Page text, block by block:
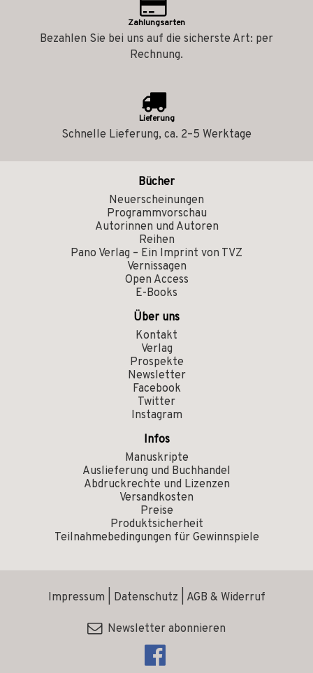
Zahlungsarten
Bezahlen Sie bei uns auf die sicherste Art: per
Rechnung.
Lieferung
Schnelle Lieferung, ca. 2–5 Werktage
Bücher
Neuerscheinungen
Programmvorschau
Autorinnen und Autoren
Reihen
Pano Verlag – Ein Imprint von TVZ
Vernissagen
Open Access
E-Books
Über uns
Kontakt
Verlag
Prospekte
Newsletter
Facebook
Twitter
Instagram
Infos
Manuskripte
Auslieferung und Buchhandel
Abdruckrechte und Lizenzen
Versandkosten
Preise
Produktsicherheit
Teilnahmebedingungen für Gewinnspiele
Impressum Datenschutz AGB & Widerruf
Newsletter abonnieren